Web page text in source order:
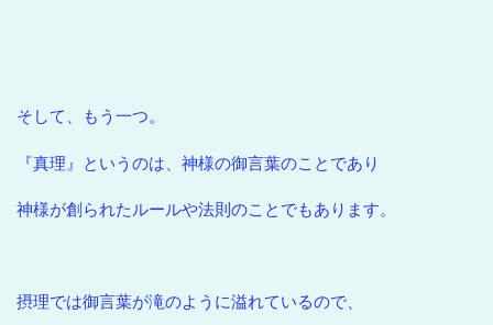
そして、もう一つ。
『真理』というのは、神様の御言葉のことであり
神様が創られたルールや法則のことでもあります。
摂理では御言葉が滝のように溢れているので、